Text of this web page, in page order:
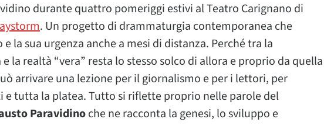
durante quattro pomeriggi estivi al Teatro Carignano di
. Un progetto di drammaturgia contemporanea che
la sua urgenza anche a mesi di distanza. Perché tra la
la realtà “vera” resta lo stesso solco di allora e proprio da quella
arrivare una lezione per il giornalismo e per i lettori, per
e tutta la platea. Tutto si riflette proprio nelle parole del
Paravidinoche ne racconta la genesi, lo sviluppo e